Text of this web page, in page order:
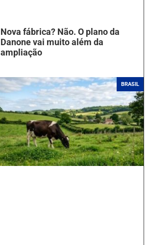
Nova fábrica? Não. O plano da
Danone vai muito além da
ampliação
BRASIL